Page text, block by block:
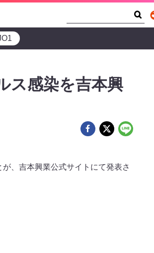
ス感染を吉本興
、吉本興業公式サイトにて発表さ